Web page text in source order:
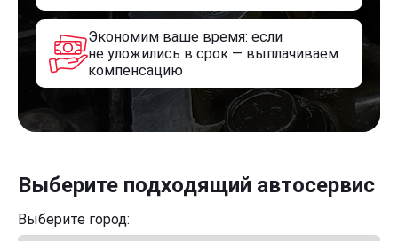
Экономим ваше время: если
не уложились в срок — выплачиваем
компенсацию
Выберите подходящий автосервис
Выберите город: